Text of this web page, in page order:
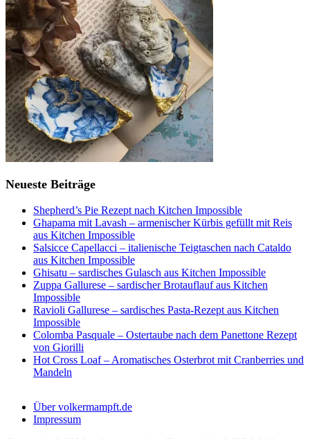
Neueste Beiträge
Shepherd’s Pie Rezept nach Kitchen Impossible
Ghapama mit Lavash – armenischer Kürbis gefüllt mit Reis
aus Kitchen Impossible
Salsicce Capellacci – italienische Teigtaschen nach Cataldo
aus Kitchen Impossible
Ghisatu – sardisches Gulasch aus Kitchen Impossible
Zuppa Gallurese – sardischer Brotauflauf aus Kitchen
Impossible
Ravioli Gallurese – sardisches Pasta-Rezept aus Kitchen
Impossible
Colomba Pasquale – Ostertaube nach dem Panettone Rezept
von Giorilli
Hot Cross Loaf – Aromatisches Osterbrot mit Cranberries und
Mandeln
Über volkermampft.de
Impressum